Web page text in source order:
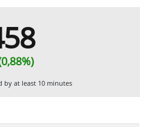
by at least 10 minutes